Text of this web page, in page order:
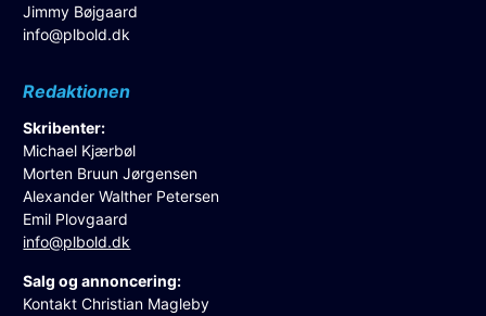
Jimmy Bøjgaard
info@plbold.dk
Redaktionen
Skribenter:
Michael Kjærbøl
Morten Bruun Jørgensen
Alexander Walther Petersen
Emil Plovgaard
info@plbold.dk
Salg og annoncering:
Kontakt Christian Magleby